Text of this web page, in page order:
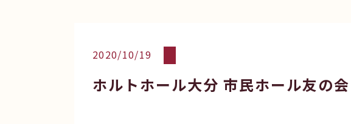
2020/10/19
ホルトホール大分 市民ホール友の